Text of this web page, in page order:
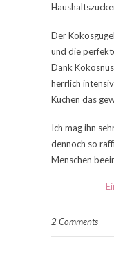
Der
und die
Dank
herrlich
Kuchen das
Ich mag ihn
dennoch so
Menschen
2 Comments